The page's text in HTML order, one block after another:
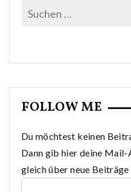
FOLLOW ME
Du möchtest keinen
Dann gib hier deine Mail-
gleich über neue